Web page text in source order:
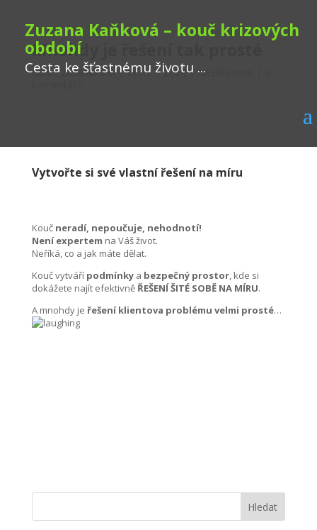
Zuzana Kaňková – kouč krizových
období
Cesta ke šťastnému životu ...
Mnohdy je řešení tak prosté
autor: zuzanakank|Led 31, 2024| Nezařazené
Vytvořte si své vlastní řešení na míru
Kouč neradí, nepoučuje, nehodnotí!
Není expertem na Váš život.
Neříká, co a jak máte dělat.
Kouč vytváří podmínkya bezpečný prostor, kde si
dokážete najít efektivně ŘEŠENÍ ŠITÉ SOBĚ NA MÍRU.
A mnohdy je řešení klientova problému velmi prosté…
Hledat